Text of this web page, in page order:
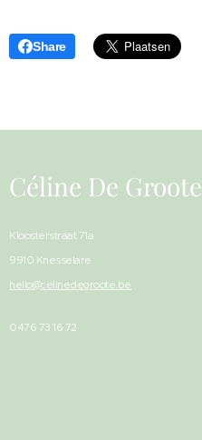
Share
Céline De Groote
Kloosterstraat 71a
9910 Knesselare
hello@celinedegroote.be
0476 73 16 72